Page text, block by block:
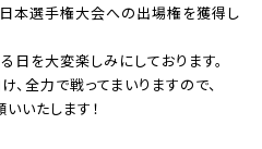
本選手権大会への出場権を獲得し
を大変楽しみにしております。
全力で戦ってまいりますので、
いたします！